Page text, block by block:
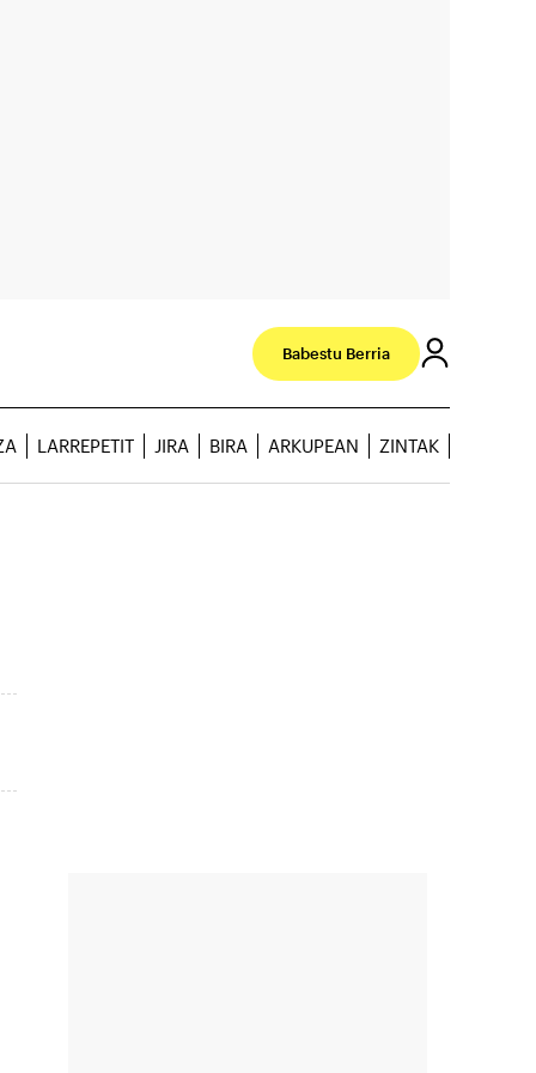
Babestu Berria
LARREPETIT JIRA BIRA ARKUPEAN ZINTAK